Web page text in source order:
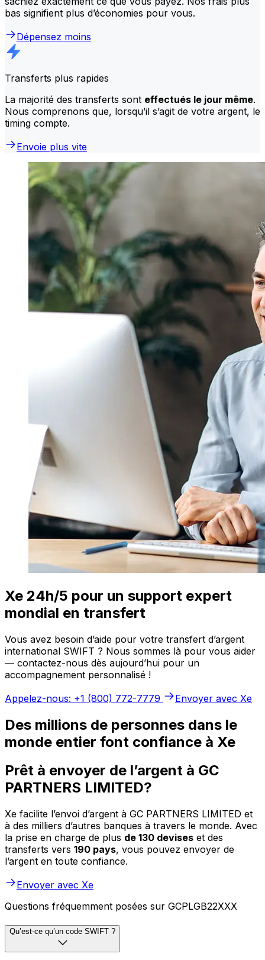
bas signifient plus d’économies pour vous.
Dépensez moins
Transferts plus rapides
La majorité des transferts sont effectués le jour même.
Nous comprenons que, lorsqu’il s’agit de votre argent, le
timing compte.
Envoie plus vite
Xe 24h/5 pour un support expert
mondial en transfert
Vous avez besoin d’aide pour votre transfert d’argent
international SWIFT ? Nous sommes là pour vous aider
— contactez-nous dès aujourd’hui pour un
accompagnement personnalisé !
Appelez-nous: +1 (800) 772-7779
Envoyer avec Xe
Des millions de personnes dans le
monde entier font confiance à Xe
Prêt à envoyer de l’argent à GC
PARTNERS LIMITED?
Xe facilite l’envoi d’argent à GC PARTNERS LIMITED et
à des milliers d’autres banques à travers le monde. Avec
la prise en charge de plus de 130 devises et des
transferts vers 190 pays, vous pouvez envoyer de
l’argent en toute confiance.
Envoyer avec Xe
Questions fréquemment posées sur GCPLGB22XXX
Qu’est-ce qu’un code SWIFT ?